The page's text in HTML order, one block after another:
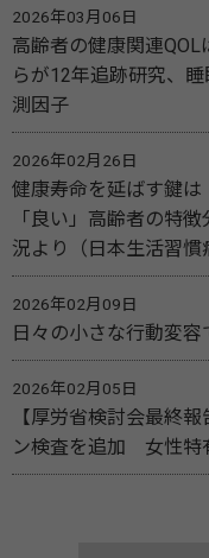
2026年03月06日
高齢者の健康関連
らが12年追跡研究、
測因子
2026年02月26日
健康寿命を延ばす鍵
「良い」高齢者の特
況より（日本生活習慣
2026年02月09日
日々の小さな行動変
2026年02月05日
【厚労省検討会最終
ン検査を追加 女性特